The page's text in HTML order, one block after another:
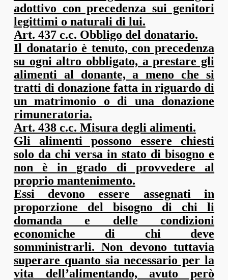
adottivo con precedenza sui genitori
legittimi o naturali di lui.
Art. 437 c.c. Obbligo del donatario.
Il donatario è tenuto, con precedenza
su ogni altro obbligato, a prestare gli
alimenti al donante, a meno che si
tratti di donazione fatta in riguardo di
un matrimonio o di una donazione
rimuneratoria.
Art. 438 c.c. Misura degli alimenti.
Gli alimenti possono essere chiesti
solo da chi versa in stato di bisogno e
non è in grado di provvedere al
proprio mantenimento.
Essi devono essere assegnati in
proporzione del bisogno di chi li
domanda e delle condizioni
economiche di chi deve
somministrarli. Non devono tuttavia
superare quanto sia necessario per la
vita dell’alimentando, avuto però